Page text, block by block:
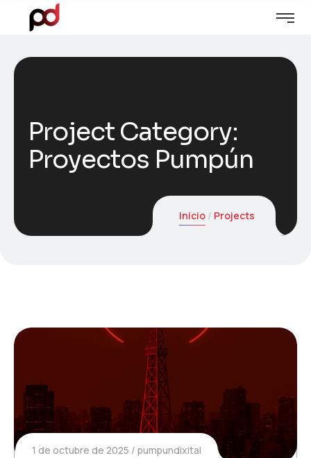
Project Category:
Proyectos Pumpún
Inicio Projects
1 de octubre de 2025 pumpundixital